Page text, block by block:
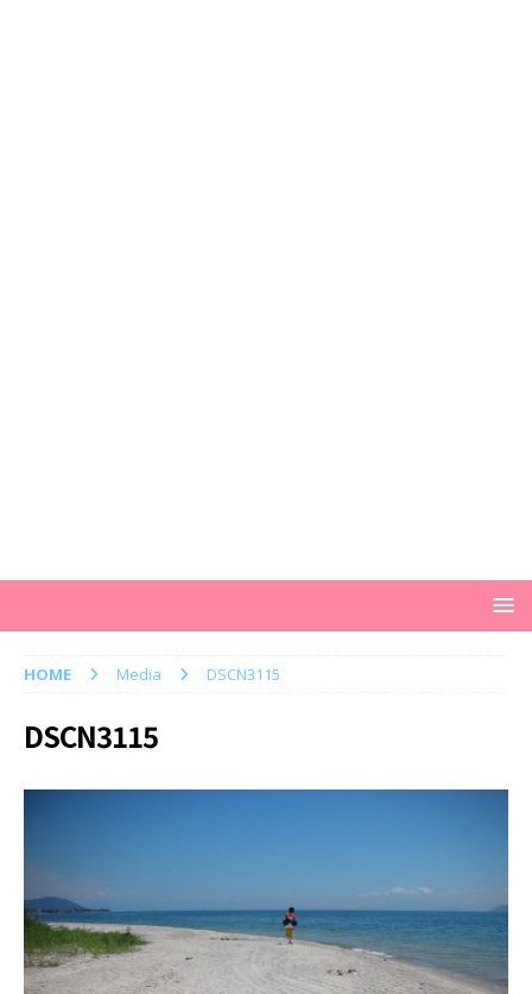
HOME Media DSCN3115
DSCN3115